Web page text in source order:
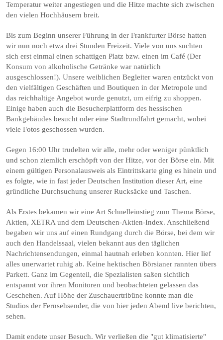
Temperatur weiter angestiegen und die Hitze machte sich zwischen
den vielen Hochhäusern breit.
Bis zum Beginn unserer Führung in der Frankfurter Börse hatten
wir nun noch etwa drei Stunden Freizeit. Viele von uns suchten
sich erst einmal einen schattigen Platz bzw. einen im Café (Der
Konsum von alkoholische Getränke war natürlich
ausgeschlossen!). Unsere weiblichen Begleiter waren entzückt von
den vielfältigen Geschäften und Boutiquen in der Metropole und
das reichhaltige Angebot wurde genutzt, um eifrig zu shoppen.
Einige haben auch die Besucherplattform des hessischen
Bankgebäudes besucht oder eine Stadtrundfahrt gemacht, wobei
viele Fotos geschossen wurden.
Gegen 16:00 Uhr trudelten wir alle, mehr oder weniger pünktlich
und schon ziemlich erschöpft von der Hitze, vor der Börse ein. Mit
einem gültigen Personalausweis als Eintrittskarte ging es hinein und
es folgte, wie in fast jeder Deutschen Institution dieser Art, eine
gründliche Durchsuchung unserer Rucksäcke und Taschen.
Als Erstes bekamen wir eine Art Schnelleinstieg zum Thema Börse,
Aktien, XETRA und dem Deutschen-Aktien-Index. Anschließend
begaben wir uns auf einen Rundgang durch die Börse, bei dem wir
auch den Handelssaal, vielen bekannt aus den täglichen
Nachrichtensendungen, einmal hautnah erleben konnten. Hier lief
alles unerwartet ruhig ab. Keine hektischen Börsianer rannten übers
Parkett. Ganz im Gegenteil, die Spezialisten saßen sichtlich
entspannt vor ihren Monitoren und beobachteten gelassen das
Geschehen. Auf Höhe der Zuschauertribüne konnte man die
Studios der Fernsehsender, die von hier jeden Abend live berichten,
sehen.
Damit endete unser Besuch. Wir verließen die "gut klimatisierte"